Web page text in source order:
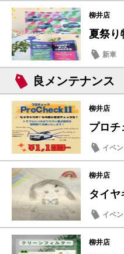
柳井店
夏祭り
新車
良メンテナンス
柳井店
プロ
イベ
柳井店
タイヤ
イベ
日常
柳井店